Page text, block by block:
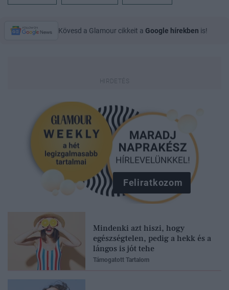
Kövesd a Glamour cikkeit a Google hírekben is!
Feliratkozom
Mindenki azt hiszi, hogy
egészségtelen, pedig a hekk és a
lángos is jót tehe
Támogatott Tartalom